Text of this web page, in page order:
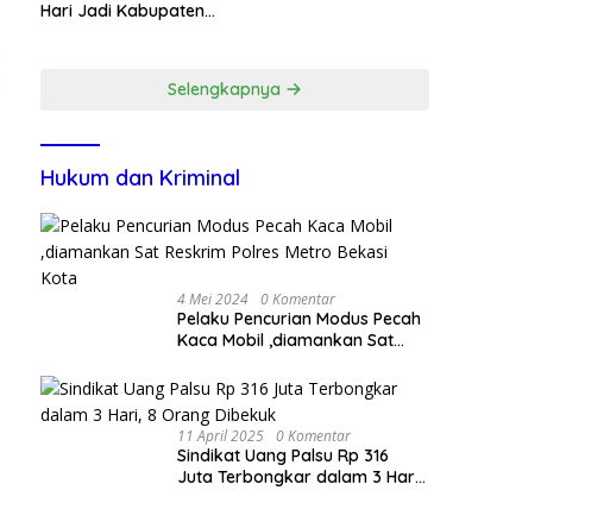
Hari Jadi Kabupaten
Selengkapnya
Hukum dan Kriminal
4 Mei 2024 0 Komentar
Pelaku Pencurian Modus Pecah
Kaca Mobil ,diamankan Sat
Kota
11 April 2025 0 Komentar
Sindikat Uang Palsu Rp 316
Juta Terbongkar dalam 3 Hari,